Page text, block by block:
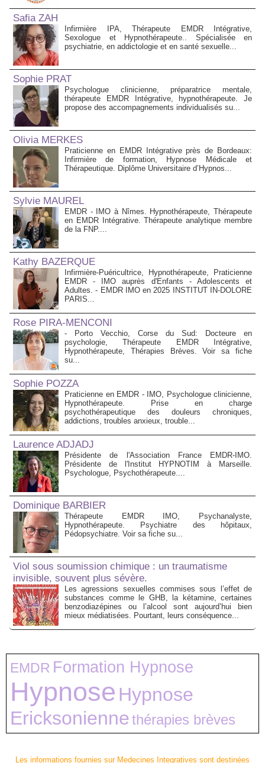
Safia ZAH
Infirmière IPA, Thérapeute EMDR Intégrative,
Sexologue et Hypnothérapeute.. Spécialisée en
psychiatrie, en addictologie et en santé sexuelle...
Sophie PRAT
Psychologue clinicienne, préparatrice mentale,
thérapeute EMDR Intégrative, hypnothérapeute. Je
propose des accompagnements individualisés su...
Olivia MERKES
Praticienne en EMDR Intégrative près de Bordeaux:
Infirmière de formation, Hypnose Médicale et
Thérapeutique. Diplôme Universitaire d’Hypnos...
Sylvie MAUREL
EMDR - IMO à Nîmes. Hypnothérapeute, Thérapeute
en EMDR Intégrative. Thérapeute analytique membre
de la FNP....
Kathy BAZERQUE
Infirmière-Puéricultrice, Hypnothérapeute, Praticienne
EMDR - IMO auprès d'Enfants - Adolescents et
Adultes. - EMDR IMO en 2025 INSTITUT IN-DOLORE
PARIS...
Rose PIRA-MENCONI
- Porto Vecchio, Corse du Sud: Docteure en
psychologie, Thérapeute EMDR Intégrative,
Hypnothérapeute, Thérapies Brèves. Voir sa fiche
su...
Sophie POZZA
Praticienne en EMDR - IMO, Psychologue clinicienne,
Hypnothérapeute. Prise en charge
psychothérapeutique des douleurs chroniques,
addictions, troubles anxieux, trouble...
Laurence ADJADJ
Présidente de l'Association France EMDR-IMO.
Présidente de l'Institut HYPNOTIM à Marseille.
Psychologue, Psychothérapeute....
Dominique BARBIER
Thérapeute EMDR IMO, Psychanalyste,
Hypnothérapeute. Psychiatre des hôpitaux,
Pédopsychiatre. Voir sa fiche su...
Viol sous soumission chimique : un traumatisme
invisible, souvent plus sévère.
Les agressions sexuelles commises sous l’effet de
substances comme le GHB, la kétamine, certaines
benzodiazépines ou l’alcool sont aujourd’hui bien
mieux médiatisées. Pourtant, leurs conséquence...
EMDR Formation Hypnose
Hypnose Hypnose
Ericksoniennethérapies brèves
Les informations fournies sur Medecines Integratives sont destinées